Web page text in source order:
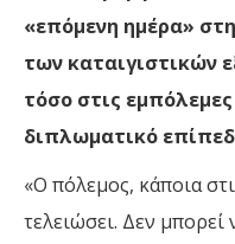
«επόμενη ημέρα»
των καταιγιστικών
τόσο στις
διπλωματικό
«Ο πόλεμος, κάποια
τελειώσει. Δεν μπορεί